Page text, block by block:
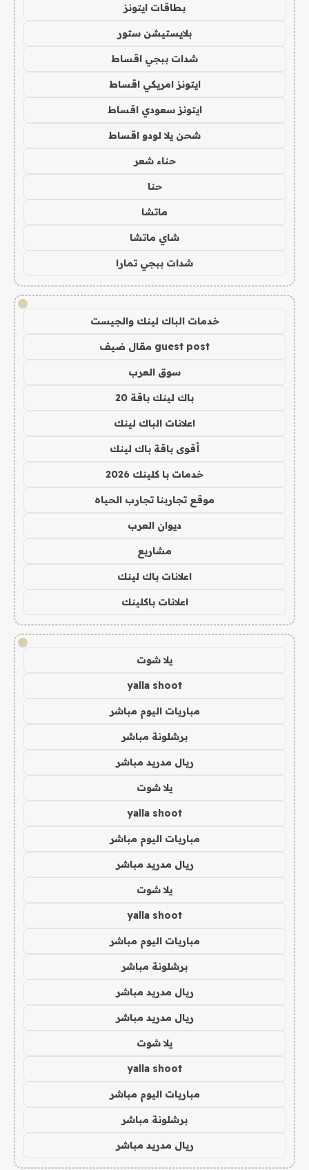
بطاقات ايتونز
بلايستيشن ستور
شدات ببجي اقساط
ايتونز امريكي اقساط
ايتونز سعودي اقساط
شحن يلا لودو اقساط
حناء شعر
حنا
ماتشا
شاي ماتشا
شدات ببجي تمارا
!
خدمات الباك لينك والجيست
guest post مقال ضيف
سوق العرب
باك لينك باقة 20
اعلانات الباك لينك
أقوى باقة باك لينك
خدمات با كلينك 2026
موقع تجاربنا تجارب الحياه
ديوان العرب
مشاريع
اعلانات باك لينك
اعلانات باكلينك
!
يلا شوت
yalla shoot
مباريات اليوم مباشر
برشلونة مباشر
ريال مدريد مباشر
يلا شوت
yalla shoot
مباريات اليوم مباشر
ريال مدريد مباشر
يلا شوت
yalla shoot
مباريات اليوم مباشر
برشلونة مباشر
ريال مدريد مباشر
ريال مدريد مباشر
يلا شوت
yalla shoot
مباريات اليوم مباشر
برشلونة مباشر
ريال مدريد مباشر